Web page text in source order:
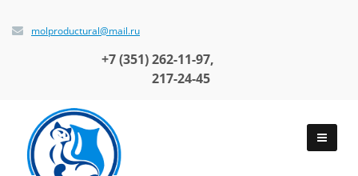
molproductural@mail.ru
+7 (351)262-11-97,
217-24-45